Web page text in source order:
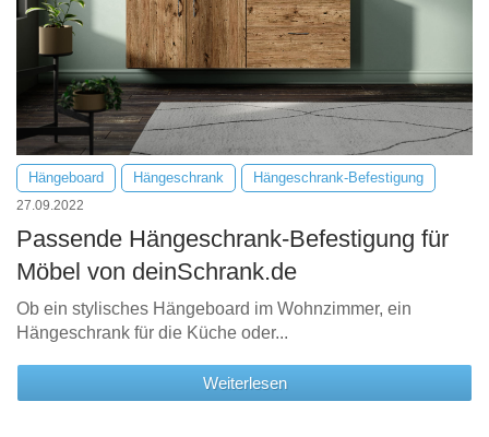
Hängeboard Hängeschrank Hängeschrank-Befestigung
27.09.2022
Passende Hängeschrank-Befestigung für
Möbel von deinSchrank.de
Ob ein stylisches Hängeboard im Wohnzimmer, ein
Hängeschrank für die Küche oder...
Weiterlesen